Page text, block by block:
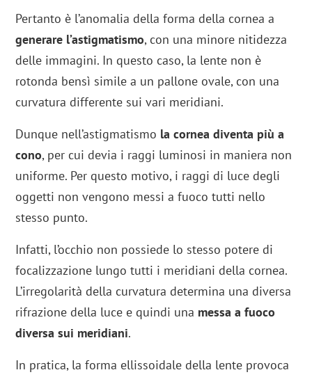
Pertanto è l’anomalia della forma della cornea a
generare l’astigmatismo, con una minore nitidezza
delle immagini. In questo caso, la lente non è
rotonda bensì simile a un pallone ovale, con una
curvatura differente sui vari meridiani.
Dunque nell’astigmatismo la cornea diventa più a
cono, per cui devia i raggi luminosi in maniera non
uniforme. Per questo motivo, i raggi di luce degli
oggetti non vengono messi a fuoco tutti nello
stesso punto.
Infatti, l’occhio non possiede lo stesso potere di
focalizzazione lungo tutti i meridiani della cornea.
L’irregolarità della curvatura determina una diversa
rifrazione della luce e quindi una messa a fuoco
diversa sui meridiani.
In pratica, la forma ellissoidale della lente provoca